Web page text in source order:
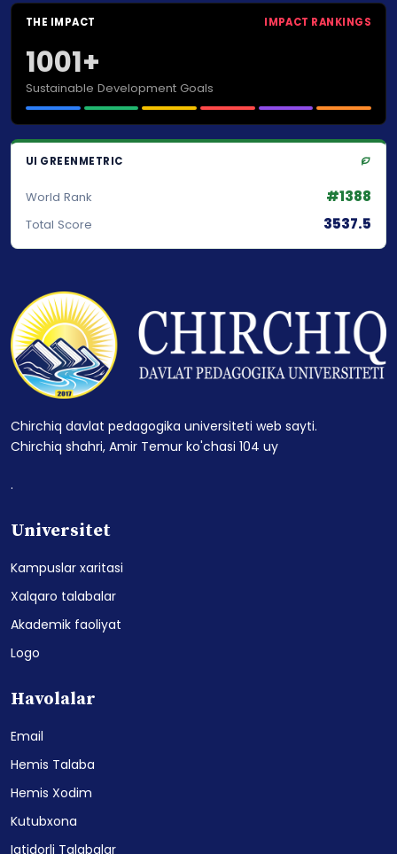
THE IMPACT IMPACT RANKINGS
1001+
Sustainable Development Goals
UI GREENMETRIC
World Rank #1388
Total Score 3537.5
Chirchiq davlat pedagogika universiteti web sayti.
Chirchiq shahri, Amir Temur ko'chasi 104 uy
.
Universitet
Kampuslar xaritasi
Xalqaro talabalar
Akademik faoliyat
Logo
Havolalar
Email
Hemis Talaba
Hemis Xodim
Kutubxona
Iqtidorli Talabalar